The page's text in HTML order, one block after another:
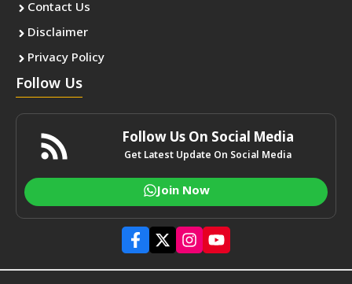
Contact Us
Disclaimer
Privacy Policy
Follow Us
Follow Us On Social Media
Get Latest Update On Social Media
Join Now